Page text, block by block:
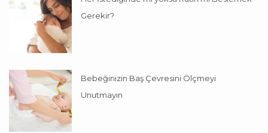
Gerekir?
Bebeğinizin Baş Çevresini Ölçmeyi
Unutmayın